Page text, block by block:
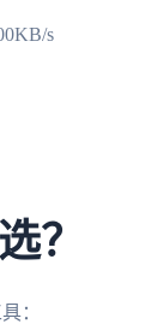
s
？
：